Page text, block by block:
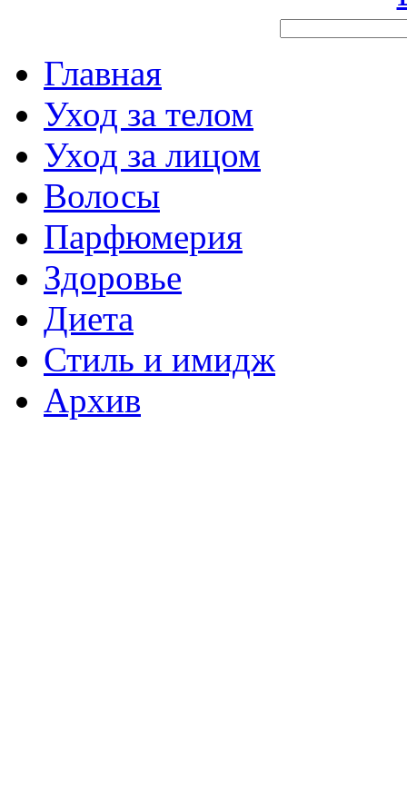
Главная
Уход за телом
Уход за лицом
Волосы
Парфюмерия
Здоровье
Диета
Стиль и имидж
Архив